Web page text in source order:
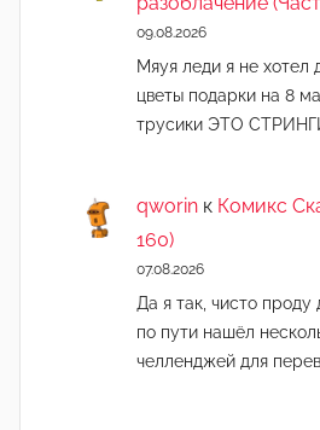
09.08.2026
Мяуя леди я не хотел
цветы подарки на 8
трусики ЭТО
qworin к Комикс
160)
07.08.2026
Да я так, чисто проду
по пути нашёл
челленджей для